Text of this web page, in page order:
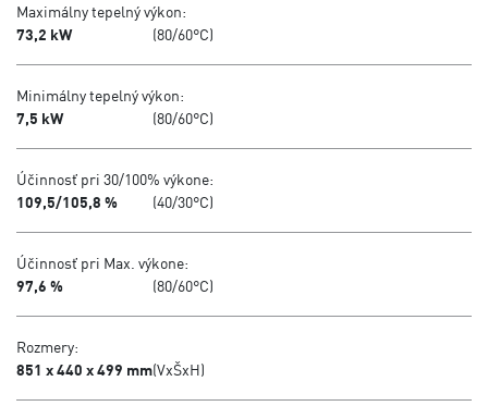
Maximálny tepelný výkon:
73,2 kW
(80/60°C)
Minimálny tepelný výkon:
7,5 kW
(80/60°C)
Účinnosť pri 30/100% výkone:
109,5/105,8 %
(40/30°C)
Účinnosť pri Max. výkone:
97,6 %
(80/60°C)
Rozmery:
851 x 440 x 499 mm(VxŠxH)